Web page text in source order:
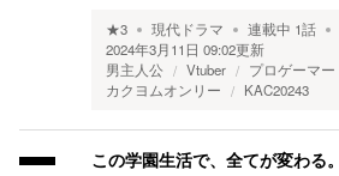
★3 現代ドラマ 連載中 1話
2024年3月11日 09:02更新
男主人公
Vtuber プロゲーマー
カクヨムオンリー
KAC20243
この学園生活で、全てが変わる。